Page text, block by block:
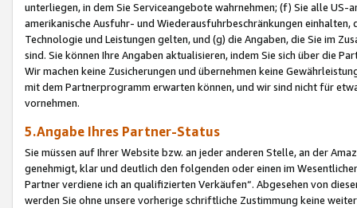
unterliegen, in dem Sie Serviceangebote wahrnehmen; (f) Sie alle
amerikanische Ausfuhr- und Wiederausfuhrbeschränkungen
Technologie und Leistungen gelten, und (g) die Angaben, die Sie im
sind. Sie können Ihre Angaben aktualisieren, indem Sie sich über die
Wir machen keine Zusicherungen und übernehmen keine
mit dem Partnerprogramm erwarten können, und wir sind nicht für
vornehmen.
5.Angabe Ihres Partner-Status
Sie müssen auf Ihrer Website bzw. an jeder anderen Stelle, an der
genehmigt, klar und deutlich den folgenden oder einen im
Partner verdiene ich an qualifizierten Verkäufen“. Abgesehen von
werden Sie ohne unsere vorherige schriftliche Zustimmung keine